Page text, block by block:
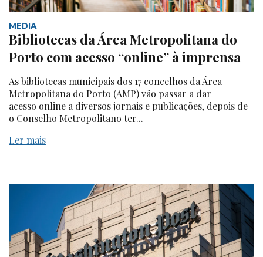
MEDIA
Bibliotecas da Área Metropolitana do
Porto com acesso “online” à imprensa
As bibliotecas municipais dos 17 concelhos da Área
Metropolitana do Porto (AMP) vão passar a dar
acesso online a diversos jornais e publicações, depois de
o Conselho Metropolitano ter...
Ler mais